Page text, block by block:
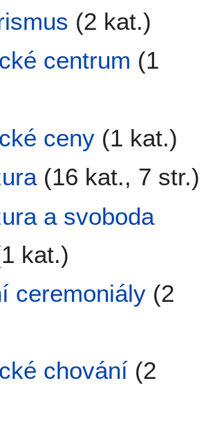
(2 kat.)
centrum (1
ceny (1 kat.)
(16 kat., 7 str.)
a svoboda
kat.)
ceremoniály (2
chování (2